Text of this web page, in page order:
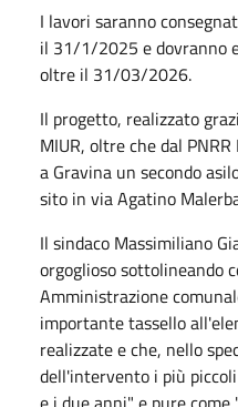
I lavori saranno
il 31/1/2025 e dovranno
oltre il 31/03/2026.
Il progetto, realizzato
MIUR, oltre che dal
a Gravina un secondo
sito in via Agatino
Il sindaco Massimiliano
orgoglioso sottolineando
Amministrazione
importante tassello
realizzate e che, nello
dell'intervento i più